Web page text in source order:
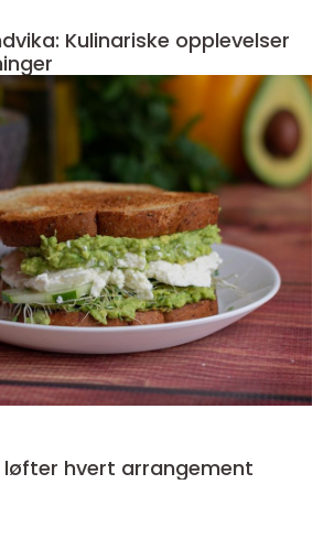
Kulinariske opplevelser
hvert arrangement